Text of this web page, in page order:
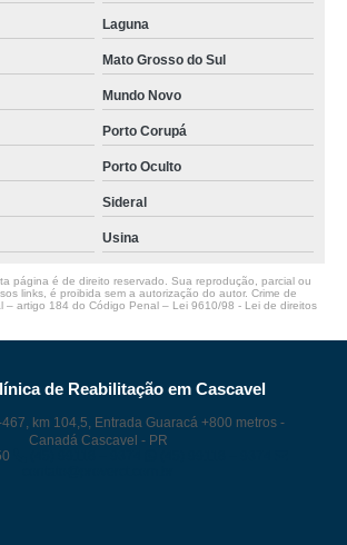
Laguna
Mato Grosso do Sul
Mundo Novo
Porto Corupá
Porto Oculto
Sideral
Usina
página é de direito reservado. Sua reprodução, parcial ou
links, é proibida sem a autorização do autor. Crime de
– artigo 184 do Código Penal – Lei 9610/98 - Lei de direitos
de Reabilitação em Cascavel
km 104,5, Entrada Guaracá +800 metros -
Canadá Cascavel - PR